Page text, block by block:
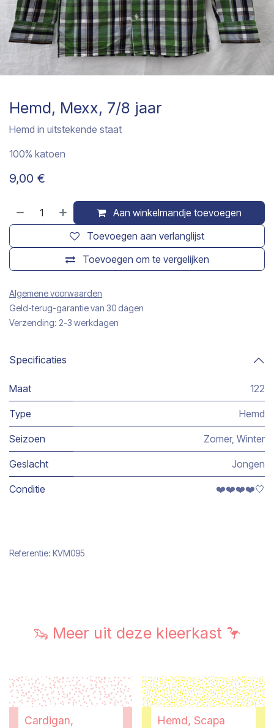
Hemd, Mexx, 7/8 jaar
Hemd in uitstekende staat
100% katoen
9,00 €
Aan winkelmandje toevoegen
Toevoegen om te vergelijken
Toevoegen aan verlanglijst
Algemene voorwaarden
Geld-terug-garantie van 30 dagen
Verzending: 2-3 werkdagen
Specificaties
Maat 122
Type Hemd
Seizoen Zomer, Winter
Geslacht Jongen
Conditie ❤️❤️❤️❤️🤍
Referentie: KVM095
🦦 Meer uit deze kleerkast 🦩
Cardigan,
Hemd, Scapa